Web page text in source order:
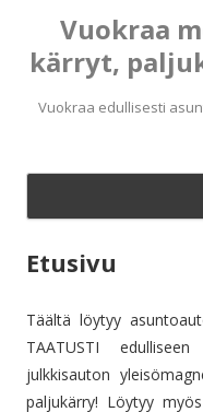
Vuokraa
kärryt,
Vuokraa edullisesti
Skip
content
Etusivu
Täältä löytyy
TAATUSTI
julkkisauton
paljukärry! Löytyy